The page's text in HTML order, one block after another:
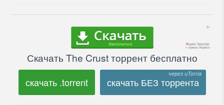
Скачать The Crust торрент бесплатно
скачать .torrent скачать БЕЗ торрента